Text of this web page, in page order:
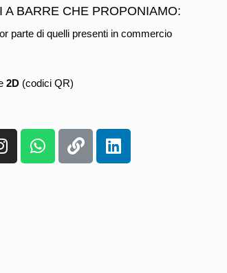
BARRE CHE PROPONIAMO:
parte di quelli presenti in commercio
2D (codici QR)